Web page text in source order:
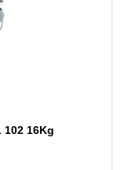
102 16Kg